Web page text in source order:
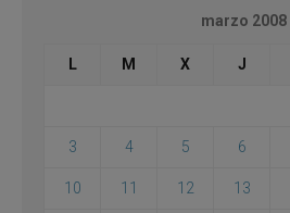
marzo 2008
L M X J
3 4 5 6
10 11 12 13